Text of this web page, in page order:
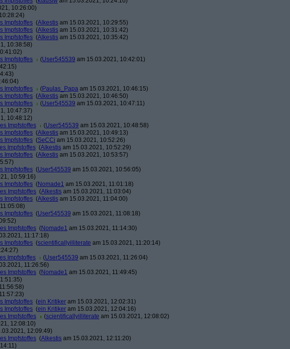
10:26:00)
Impfstoffes (Alkestis am 15.03.2021, 10:29:55)
Impfstoffes (Alkestis am 15.03.2021, 10:31:42)
Impfstoffes (Alkestis am 15.03.2021, 10:35:42)
10:38:58)
Impfstoffes
(User545539 am 15.03.2021, 10:42:01)
Impfstoffes
(Paulas_Papa am 15.03.2021, 10:46:15)
Impfstoffes (Alkestis am 15.03.2021, 10:46:50)
Impfstoffes
(User545539 am 15.03.2021, 10:47:11)
10:47:37)
10:48:12)
Impfstoffes
(User545539 am 15.03.2021, 10:48:58)
Impfstoffes (Alkestis am 15.03.2021, 10:49:13)
Impfstoffes (SeCCi am 15.03.2021, 10:52:26)
Impfstoffes (Alkestis am 15.03.2021, 10:52:29)
Impfstoffes (Alkestis am 15.03.2021, 10:53:57)
Impfstoffes (User545539 am 15.03.2021, 10:56:05)
10:59:16)
Impfstoffes (Nomade1 am 15.03.2021, 11:01:18)
Impfstoffes (Alkestis am 15.03.2021, 11:03:04)
Impfstoffes (Alkestis am 15.03.2021, 11:04:00)
Impfstoffes (User545539 am 15.03.2021, 11:08:18)
Impfstoffes (Nomade1 am 15.03.2021, 11:14:30)
11:17:18)
Impfstoffes (scientificallyilliterate am 15.03.2021, 11:20:14)
Impfstoffes
(User545539 am 15.03.2021, 11:26:04)
11:26:56)
Impfstoffes (Nomade1 am 15.03.2021, 11:49:45)
Impfstoffes (ein Kritiker am 15.03.2021, 12:02:31)
Impfstoffes (ein Kritiker am 15.03.2021, 12:04:16)
Impfstoffes
(scientificallyilliterate am 15.03.2021, 12:08:02)
12:08:10)
12:09:49)
Impfstoffes (Alkestis am 15.03.2021, 12:11:20)